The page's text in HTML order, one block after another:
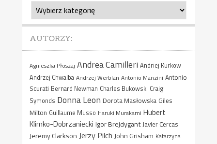
Kategorie
AUTORZY:
Agnieszka Płoszaj Andrea Camilleri Andriej Kurkow
Andrzej Chwalba Andrzej Werblan Antonio Manzini Antonio
Scurati Bernard Newman Charles Bukowski Craig
Symonds Donna Leon Dorota Masłowska Giles
Milton Guillaume Musso Haruki Murakami Hubert
Klimko-Dobrzaniecki Igor Brejdygant Javier Cercas
Jeremy Clarkson Jerzy Pilch John Grisham Katarzyna